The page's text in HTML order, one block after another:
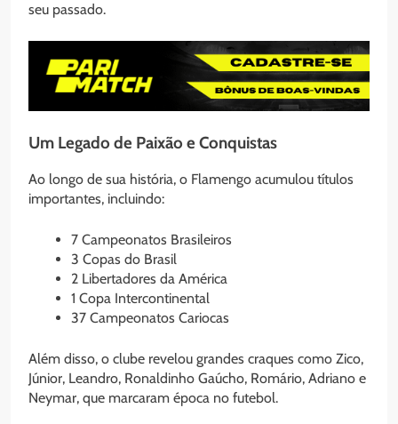
seu passado.
Um Legado de Paixão e Conquistas
Ao longo de sua história, o Flamengo acumulou títulos
importantes, incluindo:
7 Campeonatos Brasileiros
3 Copas do Brasil
2 Libertadores da América
1 Copa Intercontinental
37 Campeonatos Cariocas
Além disso, o clube revelou grandes craques como Zico,
Júnior, Leandro, Ronaldinho Gaúcho, Romário, Adriano e
Neymar, que marcaram época no futebol.